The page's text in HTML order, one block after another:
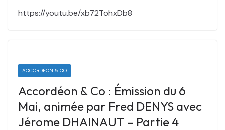
https://youtu.be/xb72TohxDb8
ACCORDÉON & CO
Accordéon & Co : Émission du 6
Mai, animée par Fred DENYS avec
Jérome DHAINAUT – Partie 4